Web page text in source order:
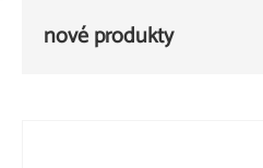
nové produkty